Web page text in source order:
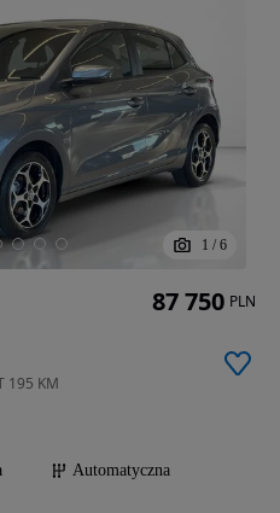
1 / 6
195 KM
Automatyczna
87 750 PLN